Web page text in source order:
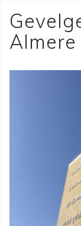
Almere